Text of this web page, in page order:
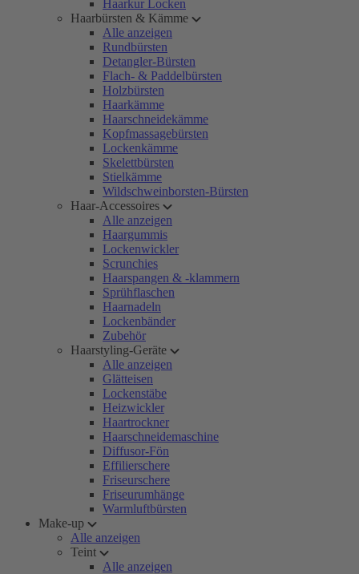
Haarkur Locken
Haarbürsten & Kämme
Alle anzeigen
Rundbürsten
Detangler-Bürsten
Flach- & Paddelbürsten
Holzbürsten
Haarkämme
Haarschneidekämme
Kopfmassagebürsten
Lockenkämme
Skelettbürsten
Stielkämme
Wildschweinborsten-Bürsten
Haar-Accessoires
Alle anzeigen
Haargummis
Lockenwickler
Scrunchies
Haarspangen & -klammern
Sprühflaschen
Haarnadeln
Lockenbänder
Zubehör
Haarstyling-Geräte
Alle anzeigen
Glätteisen
Lockenstäbe
Heizwickler
Haartrockner
Haarschneidemaschine
Diffusor-Fön
Effilierschere
Friseurschere
Friseurumhänge
Warmluftbürsten
Make-up
Alle anzeigen
Teint
Alle anzeigen